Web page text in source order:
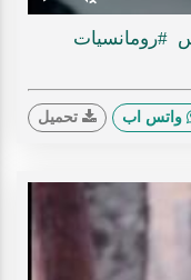
Time
#رومانسيات
واتس اب تحميل